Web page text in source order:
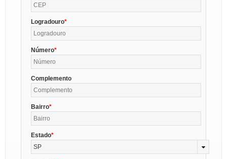
Logradouro
Número
Complemento
Bairro
Estado
SP